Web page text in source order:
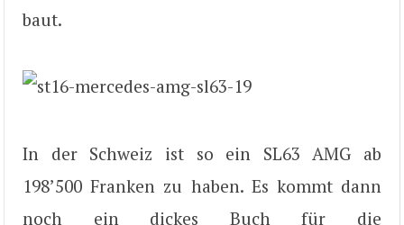
baut.
In der Schweiz ist so ein SL63 AMG ab
198’500 Franken zu haben. Es kommt dann
noch ein dickes Buch für die